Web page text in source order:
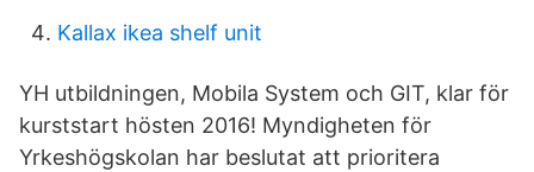
Kallax ikea shelf unit
YH utbildningen, Mobila System och GIT, klar för
kurststart hösten 2016! Myndigheten för
Yrkeshögskolan har beslutat att prioritera